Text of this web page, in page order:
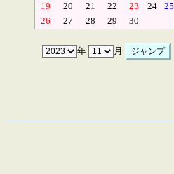
19
20 21 22 23 24
25
26
27 28 29 30
年 月